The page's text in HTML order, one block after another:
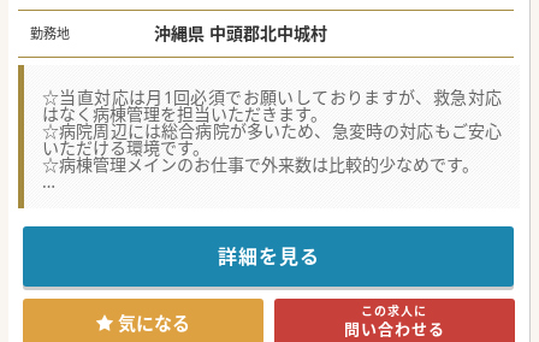
勤務地 沖縄県 中頭郡北中城村
☆当直対応は月1回必須でお願いしておりますが、救急対応
はなく病棟管理を担当いただきます。
☆病院周辺には総合病院が多いため、急変時の対応もご安心
いただける環境です。
☆病棟管理メインのお仕事で外来数は比較的少なめです。
通勤可能エリアの病院です。
将来的には地域包括ケア病棟の立ち上げも検討しており、積
極的にご協力いただける先生大歓迎です。
是非ご検討ください。
#秋入職可
詳細を見る
気になる この求人に
問い合わせる